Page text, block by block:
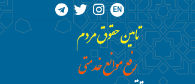
EN